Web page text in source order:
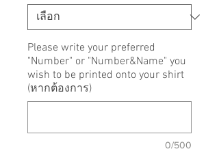
Please write your preferred
"Number" or "Number&Name" you
wish to be printed onto your shirt
(หากต้องการ)
0/500